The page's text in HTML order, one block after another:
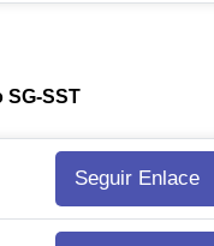
SG-SST
Seguir Enlace